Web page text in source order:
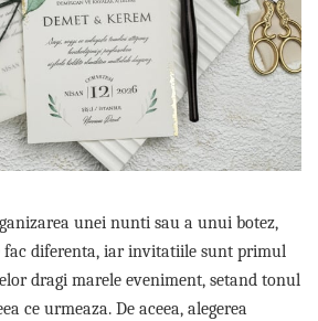
INVITATII
unei nunti sau a unui botez,
fac diferenta, iar invitatiile sunt primul
dragi marele eveniment, setand tonul
ce urmeaza. De aceea, alegerea